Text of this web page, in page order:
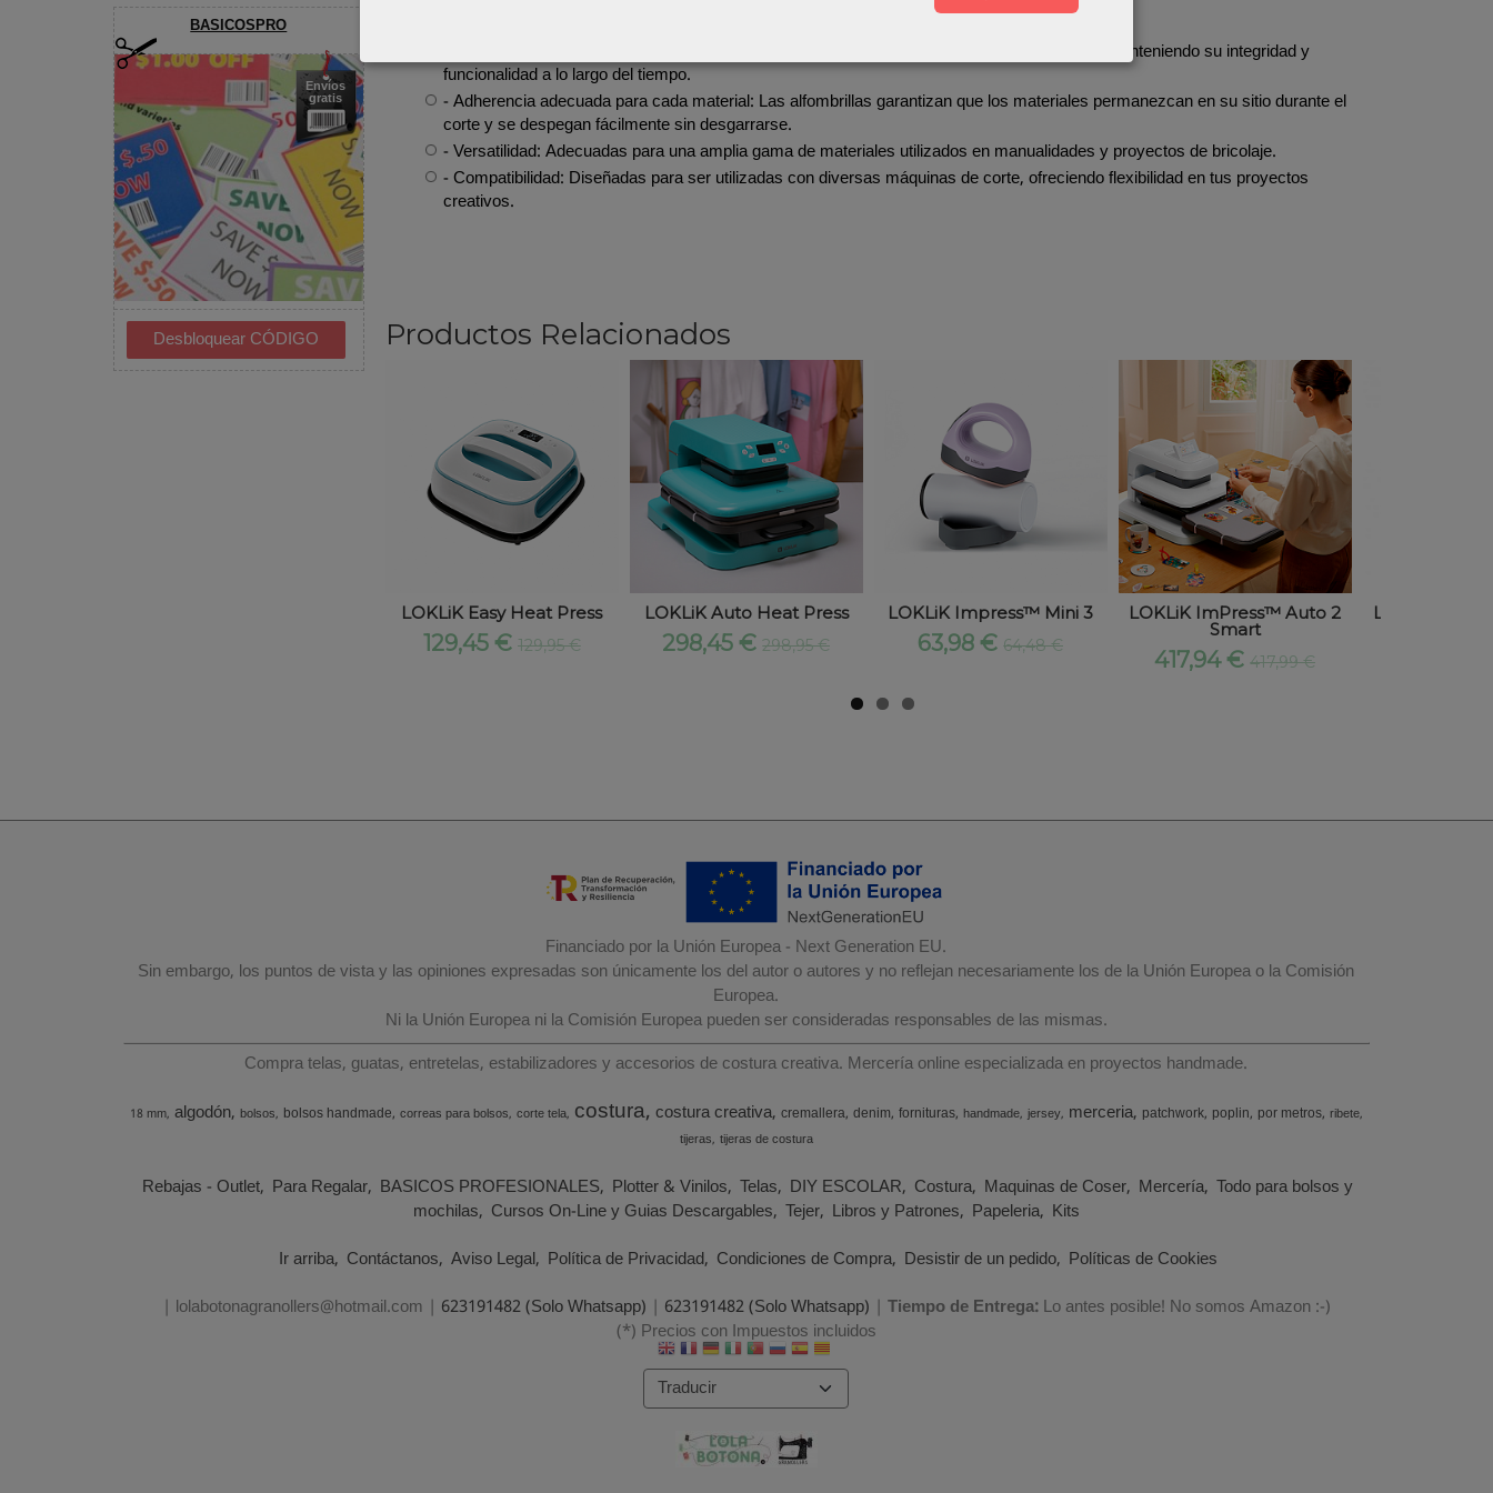
BASICOSPRO
Envíos
gratis
- Superficie autorregenerativa: Cada alfombrilla está diseñada para soportar múltiples usos, manteniendo su integridad y
funcionalidad a lo largo del tiempo.
- Adherencia adecuada para cada material: Las alfombrillas garantizan que los materiales permanezcan en su sitio durante el
corte y se despegan fácilmente sin desgarrarse.
- Versatilidad: Adecuadas para una amplia gama de materiales utilizados en manualidades y proyectos de bricolaje.
- Compatibilidad: Diseñadas para ser utilizadas con diversas máquinas de corte, ofreciendo flexibilidad en tus proyectos
creativos.
Productos Relacionados
LOKLiK Easy Heat Press
129,45 € 129,95 €
LOKLiK Auto Heat Press
298,45 €298,95 €
LOKLiK Impress™ Mini 3
63,98 €64,48 €
LOKLiK ImPress™ Auto 2
Smart
417,94 €417,99 €
LOKLiK
Financiado por la Unión Europea - Next Generation EU.
Sin embargo, los puntos de vista y las opiniones expresadas son únicamente los del autor o autores y no reflejan necesariamente los de la Unión Europea o la Comisión
Europea.
Ni la Unión Europea ni la Comisión Europea pueden ser consideradas responsables de las mismas.
Compra telas, guatas, entretelas, estabilizadores y accesorios de costura creativa. Mercería online especializada en proyectos handmade.
18 mm algodón bolsos bolsos handmade correas para bolsos corte tela costura costura creativa cremallera denim fornituras handmade jersey merceria patchwork poplin por metros ribete
tijeras tijeras de costura
Rebajas - Outlet Para Regalar BASICOS PROFESIONALES Plotter & Vinilos Telas DIY ESCOLAR Costura Maquinas de Coser Mercería Todo para bolsos y
mochilas Cursos On-Line y Guias Descargables Tejer Libros y Patrones Papeleria Kits
Ir arriba Contáctanos Aviso Legal Política de Privacidad Condiciones de Compra Desistir de un pedido Políticas de Cookies
| lolabotonagranollers@hotmail.com | 623191482 (Solo Whatsapp) | 623191482 (Solo Whatsapp) | Tiempo de Entrega:Lo antes posible! No somos Amazon :-)
(*) Precios con Impuestos incluidos